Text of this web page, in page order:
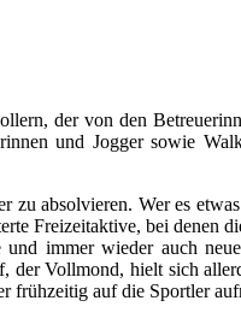
der von den
und Jogger sowie
absolvieren. Wer es
Freizeitaktive, bei denen
immer wieder auch
der Vollmond, hielt sich
auf die Sportler